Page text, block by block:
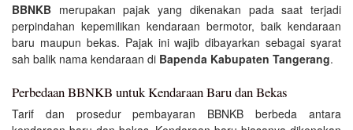
BBNKB merupakan pajak yang dikenakan pada saat terjadi
perpindahan kepemilikan kendaraan bermotor, baik kendaraan
baru maupun bekas. Pajak ini wajib dibayarkan sebagai syarat
sah balik nama kendaraan di Bapenda Kabupaten Tangerang.
Perbedaan BBNKB untuk Kendaraan Baru dan Bekas
Tarif dan prosedur pembayaran BBNKB berbeda antara